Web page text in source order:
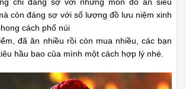
chỉ đáng sợ với những món đồ ăn siêu
còn đáng sợ với số lượng đồ lưu niệm xinh
cách phố núi
đã ăn nhiều rồi còn mua nhiều, các bạn
hầu bao của mình một cách hợp lý nhé.